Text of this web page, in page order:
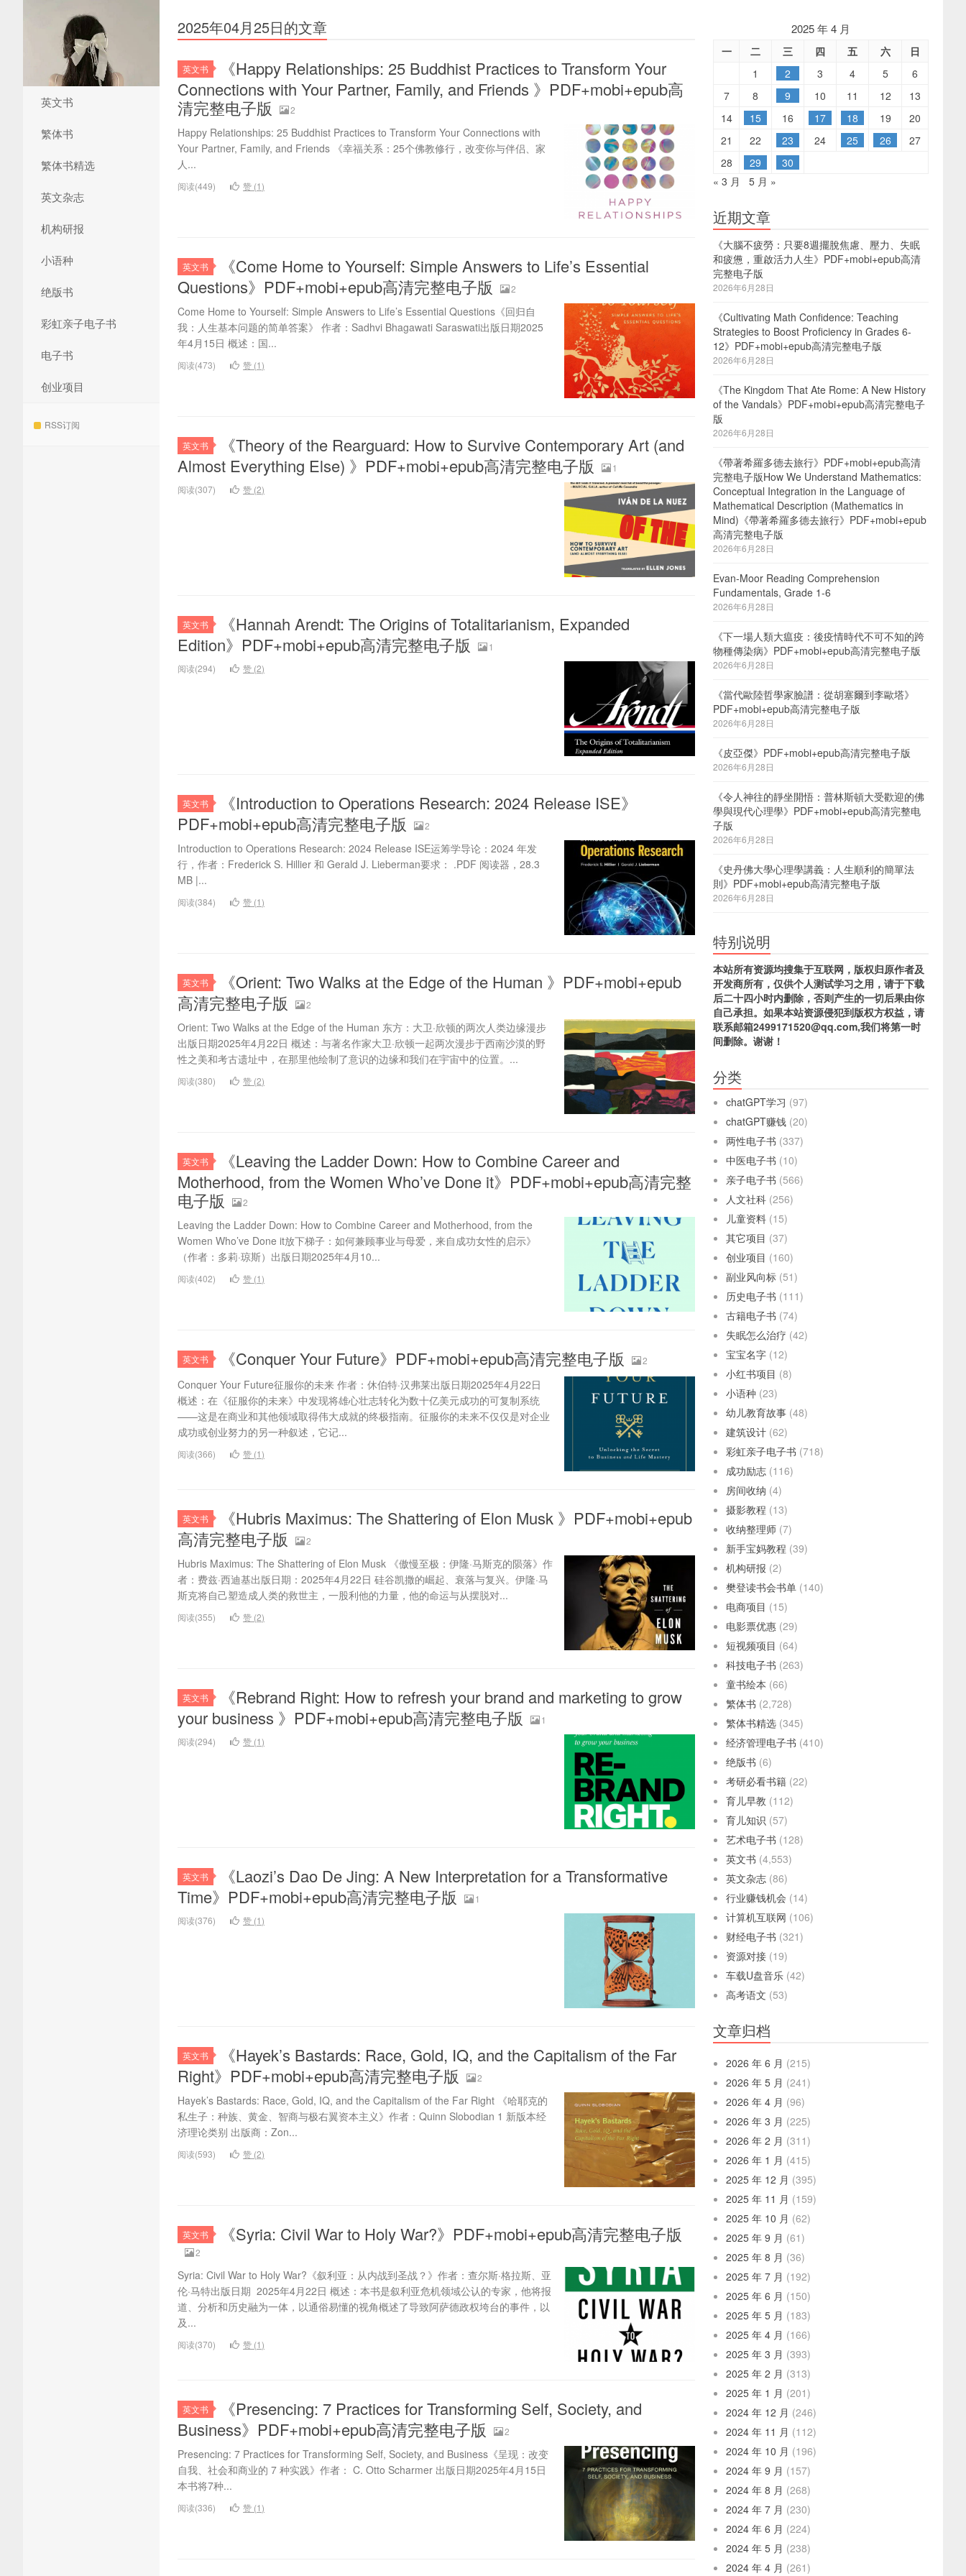
英文书
繁体书
繁体书精选
英文杂志
机构研报
小语种
绝版书
彩虹亲子电子书
电子书
创业项目
RSS订阅
2025年04月25日的文章
英文书
《Happy Relationships: 25 Buddhist Practices to Transform Your
Connections with Your Partner, Family, and Friends 》PDF+mobi+epub高
清完整电子版
2
Happy Relationships: 25 Buddhist Practices to Transform Your Connections with
Your Partner, Family, and Friends 《幸福关系：25个佛教修行，改变你与伴侣、家
人...
阅读(449) 赞 (1)
英文书
《Come Home to Yourself: Simple Answers to Life’s Essential
Questions》PDF+mobi+epub高清完整电子版
2
Come Home to Yourself: Simple Answers to Life’s Essential Questions《回归自
我：人生基本问题的简单答案》 作者：Sadhvi Bhagawati Saraswati出版日期2025
年4月15日 概述：国...
阅读(473) 赞 (1)
英文书
《Theory of the Rearguard: How to Survive Contemporary Art (and
Almost Everything Else) 》PDF+mobi+epub高清完整电子版
1
阅读(307)
赞 (2)
英文书
《Hannah Arendt: The Origins of Totalitarianism, Expanded
Edition》PDF+mobi+epub高清完整电子版
1
阅读(294)
赞 (2)
英文书
《Introduction to Operations Research: 2024 Release ISE》
PDF+mobi+epub高清完整电子版
2
Introduction to Operations Research: 2024 Release ISE运筹学导论：2024 年发
行，作者：Frederick S. Hillier 和 Gerald J. Lieberman要求： .PDF 阅读器，28.3
MB |...
阅读(384) 赞 (1)
英文书
《Orient: Two Walks at the Edge of the Human 》PDF+mobi+epub
高清完整电子版
2
Orient: Two Walks at the Edge of the Human 东方：大卫·欣顿的两次人类边缘漫步
出版日期2025年4月22日 概述：与著名作家大卫·欣顿一起两次漫步于西南沙漠的野
性之美和考古遗址中，在那里他绘制了意识的边缘和我们在宇宙中的位置。...
阅读(380) 赞 (2)
英文书
《Leaving the Ladder Down: How to Combine Career and
Motherhood, from the Women Who’ve Done it》PDF+mobi+epub高清完整
电子版
2
Leaving the Ladder Down: How to Combine Career and Motherhood, from the
Women Who’ve Done it放下梯子：如何兼顾事业与母爱，来自成功女性的启示》
（作者：多莉·琼斯）出版日期2025年4月10...
阅读(402) 赞 (1)
英文书 《Conquer Your Future》PDF+mobi+epub高清完整电子版 2
Conquer Your Future征服你的未来 作者：休伯特·汉弗莱出版日期2025年4月22日
概述：在《征服你的未来》中发现将雄心壮志转化为数十亿美元成功的可复制系统
——这是在商业和其他领域取得伟大成就的终极指南。征服你的未来不仅仅是对企业
成功或创业努力的另一种叙述，它记...
阅读(366) 赞 (1)
英文书
《Hubris Maximus: The Shattering of Elon Musk 》PDF+mobi+epub
高清完整电子版
2
Hubris Maximus: The Shattering of Elon Musk 《傲慢至极：伊隆·马斯克的陨落》作
者：费兹·西迪基出版日期：2025年4月22日 硅谷凯撒的崛起、衰落与复兴。伊隆·马
斯克将自己塑造成人类的救世主，一股利他的力量，他的命运与从摆脱对...
阅读(355) 赞 (2)
英文书
《Rebrand Right: How to refresh your brand and marketing to grow
your business 》PDF+mobi+epub高清完整电子版
1
阅读(294)
赞 (1)
英文书
《Laozi’s Dao De Jing: A New Interpretation for a Transformative
Time》PDF+mobi+epub高清完整电子版
1
阅读(376)
赞 (1)
英文书
《Hayek’s Bastards: Race, Gold, IQ, and the Capitalism of the Far
Right》PDF+mobi+epub高清完整电子版
2
Hayek’s Bastards: Race, Gold, IQ, and the Capitalism of the Far Right 《哈耶克的
私生子：种族、黄金、智商与极右翼资本主义》作者：Quinn Slobodian 1 新版本经
济理论类别 出版商：Zon...
阅读(593) 赞 (2)
英文书 《Syria: Civil War to Holy War?》PDF+mobi+epub高清完整电子版
2
Syria: Civil War to Holy War?《叙利亚：从内战到圣战？》作者：查尔斯·格拉斯、亚
伦·马特出版日期 2025年4月22日 概述：本书是叙利亚危机领域公认的专家，他将报
道、分析和历史融为一体，以通俗易懂的视角概述了导致阿萨德政权垮台的事件，以
及...
阅读(370) 赞 (1)
英文书
《Presencing: 7 Practices for Transforming Self, Society, and
Business》PDF+mobi+epub高清完整电子版
2
Presencing: 7 Practices for Transforming Self, Society, and Business《呈现：改变
自我、社会和商业的 7 种实践》作者： C. Otto Scharmer 出版日期2025年4月15日
本书将7种...
阅读(336) 赞 (1)
2025 年 4 月
一 二 三 四 五 六
日
1
2 3 4 5
6
7
8 9 10 11 12
13
14
15 16 17 18 19
20
21
22 23 24 25 26
27
28
29
30
« 3 月
5 月 »
近期文章
《大腦不疲勞：只要8週擺脫焦慮、壓力、失眠
和疲憊，重啟活力人生》PDF+mobi+epub高清
完整电子版
2026年6月28日
《Cultivating Math Confidence: Teaching
Strategies to Boost Proficiency in Grades 6-
12》PDF+mobi+epub高清完整电子版
2026年6月28日
《The Kingdom That Ate Rome: A New History
of the Vandals》PDF+mobi+epub高清完整电子
版
2026年6月28日
《帶著希羅多德去旅行》PDF+mobi+epub高清
完整电子版How We Understand Mathematics:
Conceptual Integration in the Language of
Mathematical Description (Mathematics in
Mind)《帶著希羅多德去旅行》PDF+mobi+epub
高清完整电子版
2026年6月28日
Evan-Moor Reading Comprehension
Fundamentals, Grade 1-6
2026年6月28日
《下一場人類大瘟疫：後疫情時代不可不知的跨
物種傳染病》PDF+mobi+epub高清完整电子版
2026年6月28日
《當代歐陸哲學家臉譜：從胡塞爾到李歐塔》
PDF+mobi+epub高清完整电子版
2026年6月28日
《皮亞傑》PDF+mobi+epub高清完整电子版
2026年6月28日
《令人神往的靜坐開悟：普林斯頓大受歡迎的佛
學與現代心理學》PDF+mobi+epub高清完整电
子版
2026年6月28日
《史丹佛大學心理學講義：人生順利的簡單法
則》PDF+mobi+epub高清完整电子版
2026年6月28日
特别说明
本站所有资源均搜集于互联网，版权归原作者及
开发商所有，仅供个人测试学习之用，请于下载
后二十四小时内删除，否则产生的一切后果由你
自己承担。如果本站资源侵犯到版权方权益，请
联系邮箱2499171520@qq.com,我们将第一时
间删除。谢谢！
分类
chatGPT学习 (97)
chatGPT赚钱 (20)
两性电子书 (337)
中医电子书 (10)
亲子电子书 (566)
人文社科 (256)
儿童资料 (15)
其它项目 (37)
创业项目 (160)
副业风向标 (51)
历史电子书 (111)
古籍电子书 (74)
失眠怎么治疗 (42)
宝宝名字 (12)
小红书项目 (8)
小语种 (23)
幼儿教育故事 (48)
建筑设计 (62)
彩虹亲子电子书 (718)
成功励志 (116)
房间收纳 (4)
摄影教程 (13)
收纳整理师 (7)
新手宝妈教程 (39)
机构研报 (2)
樊登读书会书单 (140)
电商项目 (15)
电影票优惠 (29)
短视频项目 (64)
科技电子书 (263)
童书绘本 (66)
繁体书 (2,728)
繁体书精选 (345)
经济管理电子书 (410)
绝版书 (6)
考研必看书籍 (22)
育儿早教 (112)
育儿知识 (57)
艺术电子书 (128)
英文书 (4,553)
英文杂志 (86)
行业赚钱机会 (14)
计算机互联网 (106)
财经电子书 (321)
资源对接 (19)
车载U盘音乐 (42)
高考语文 (53)
文章归档
2026 年 6 月 (215)
2026 年 5 月 (241)
2026 年 4 月 (96)
2026 年 3 月 (225)
2026 年 2 月 (311)
2026 年 1 月 (415)
2025 年 12 月 (395)
2025 年 11 月 (159)
2025 年 10 月 (62)
2025 年 9 月 (61)
2025 年 8 月 (36)
2025 年 7 月 (192)
2025 年 6 月 (150)
2025 年 5 月 (183)
2025 年 4 月 (166)
2025 年 3 月 (393)
2025 年 2 月 (313)
2025 年 1 月 (201)
2024 年 12 月 (246)
2024 年 11 月 (112)
2024 年 10 月 (196)
2024 年 9 月 (157)
2024 年 8 月 (268)
2024 年 7 月 (230)
2024 年 6 月 (224)
2024 年 5 月 (238)
2024 年 4 月 (261)